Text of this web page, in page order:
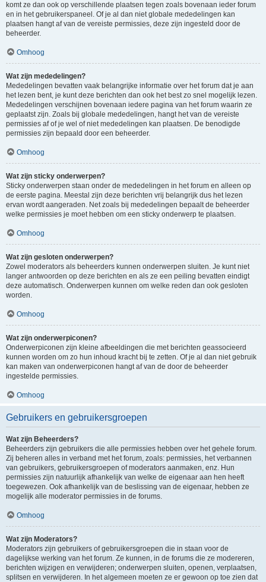
komt ze dan ook op verschillende plaatsen tegen zoals bovenaan ieder forum
en in het gebruikerspaneel. Of je al dan niet globale mededelingen kan
plaatsen hangt af van de vereiste permissies, deze zijn ingesteld door de
beheerder.
Omhoog
Wat zijn mededelingen?
Mededelingen bevatten vaak belangrijke informatie over het forum dat je aan
het lezen bent, je kunt deze berichten dan ook het best zo snel mogelijk lezen.
Mededelingen verschijnen bovenaan iedere pagina van het forum waarin ze
geplaatst zijn. Zoals bij globale mededelingen, hangt het van de vereiste
permissies af of je wel of niet mededelingen kan plaatsen. De benodigde
permissies zijn bepaald door een beheerder.
Omhoog
Wat zijn sticky onderwerpen?
Sticky onderwerpen staan onder de mededelingen in het forum en alleen op
de eerste pagina. Meestal zijn deze berichten vrij belangrijk dus het lezen
ervan wordt aangeraden. Net zoals bij mededelingen bepaalt de beheerder
welke permissies je moet hebben om een sticky onderwerp te plaatsen.
Omhoog
Wat zijn gesloten onderwerpen?
Zowel moderators als beheerders kunnen onderwerpen sluiten. Je kunt niet
langer antwoorden op deze berichten en als ze een peiling bevatten eindigt
deze automatisch. Onderwerpen kunnen om welke reden dan ook gesloten
worden.
Omhoog
Wat zijn onderwerpiconen?
Onderwerpiconen zijn kleine afbeeldingen die met berichten geassocieerd
kunnen worden om zo hun inhoud kracht bij te zetten. Of je al dan niet gebruik
kan maken van onderwerpiconen hangt af van de door de beheerder
ingestelde permissies.
Omhoog
Gebruikers en gebruikersgroepen
Wat zijn Beheerders?
Beheerders zijn gebruikers die alle permissies hebben over het gehele forum.
Zij beheren alles in verband met het forum, zoals: permissies, het verbannen
van gebruikers, gebruikersgroepen of moderators aanmaken, enz. Hun
permissies zijn natuurlijk afhankelijk van welke de eigenaar aan hen heeft
toegewezen. Ook afhankelijk van de beslissing van de eigenaar, hebben ze
mogelijk alle moderator permissies in de forums.
Omhoog
Wat zijn Moderators?
Moderators zijn gebruikers of gebruikersgroepen die in staan voor de
dagelijkse werking van het forum. Ze kunnen, in de forums die ze modereren,
berichten wijzigen en verwijderen; onderwerpen sluiten, openen, verplaatsen,
splitsen en verwijderen. In het algemeen moeten ze er gewoon op toe zien dat